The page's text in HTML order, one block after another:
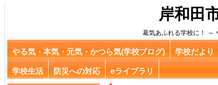
岸和田
葛気あふれる学校に！ ～
やる気・本気・元気・かつら気(学校ブログ) 学校だより
学校生活 防災への対応 eライブラリ